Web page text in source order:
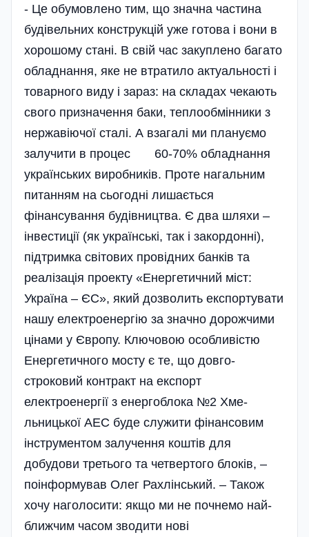
- Це обумовлено тим, що значна частина
будівельних конструкцій уже готова і вони в
хорошому стані. В свій час закуплено багато
обладнання, яке не втратило актуальності і
товарного виду і зараз: на складах чекають
свого призначення баки, теплооб­мінники з
нержавіючої сталі. А взагалі ми плануємо
залучити в процес 60-70% обладнання
українських виробників. Проте нагальним
питанням на сьогодні лишається
фінансування будівництва. Є два шляхи –
інвестиції (як українські, так і закордонні),
під­тримка світових провідних банків та
реалізація проекту «Енергетичний міст:
Україна – ЄС», який дозволить експортувати
нашу електро­енергію за значно дорожчими
цінами у Європу. Ключовою особливістю
Енергетичного мосту є те, що довго­
строковий контракт на експорт
електроенергії з енергоблока №2 Хме­
льницької АЕС буде служити фінансовим
інструментом залучення коштів для
добудови третього та четвертого блоків, –
поінформував Олег Рахлінський. – Також
хочу наголосити: якщо ми не почнемо най­
ближчим часом зводити нові